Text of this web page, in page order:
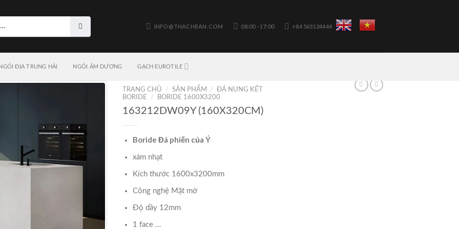
INFO@THACHBAN.COM 08:00 - 17:00 +84 563124444
NGÓI ĐỊA TRUNG HẢI NGÓI ÂM DƯƠNG GẠCH EUROTILE
TRANG CHỦ / SẢN PHẨM /
ĐÁ NUNG KẾT
BORIDE
/ BORIDE 1600X3200
163212DW09Y (160X320CM)
Boride Đá phiến của Ý
xám nhạt
Kích thước 1600x3200mm
Công nghệ Mặt mờ
Độ dầy 12mm
1 face …